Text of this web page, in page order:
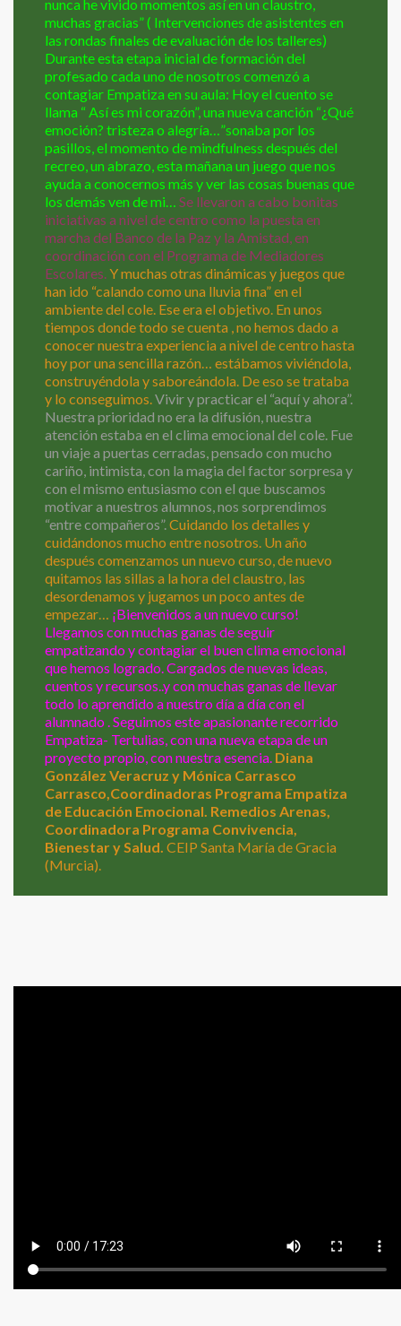
nunca he vivido momentos así en un claustro,
muchas gracias” ( Intervenciones de asistentes en
las rondas finales de evaluación de los talleres)
Durante esta etapa inicial de formación del
profesado cada uno de nosotros comenzó a
contagiar Empatiza en su aula: Hoy el cuento se
llama “ Así es mi corazón”, una nueva canción “¿Qué
emoción? tristeza o alegría…”sonaba por los
pasillos, el momento de mindfulness después del
recreo, un abrazo, esta mañana un juego que nos
ayuda a conocernos más y ver las cosas buenas que
los demás ven de mi… Se llevaron a cabo bonitas
iniciativas a nivel de centro como la puesta en
marcha del Banco de la Paz y la Amistad, en
coordinación con el Programa de Mediadores
Escolares.Y muchas otras dinámicas y juegos que
han ido “calando como una lluvia fina” en el
ambiente del cole. Ese era el objetivo. En unos
tiempos donde todo se cuenta , no hemos dado a
conocer nuestra experiencia a nivel de centro hasta
hoy por una sencilla razón… estábamos viviéndola,
construyéndola y saboreándola. De eso se trataba
y lo conseguimos.Vivir y practicar el “aquí y ahora”.
Nuestra prioridad no era la difusión, nuestra
atención estaba en el clima emocional del cole. Fue
un viaje a puertas cerradas, pensado con mucho
cariño, intimista, con la magia del factor sorpresa y
con el mismo entusiasmo con el que buscamos
motivar a nuestros alumnos, nos sorprendimos
“entre compañeros”.Cuidando los detalles y
cuidándonos mucho entre nosotros. Un año
después comenzamos un nuevo curso, de nuevo
quitamos las sillas a la hora del claustro, las
desordenamos y jugamos un poco antes de
empezar… ¡Bienvenidos a un nuevo curso!
Llegamos con muchas ganas de seguir
empatizando y contagiar el buen clima emocional
que hemos logrado. Cargados de nuevas ideas,
cuentos y recursos..y con muchas ganas de llevar
todo lo aprendido a nuestro día a día con el
alumnado . Seguimos este apasionante recorrido
Empatiza- Tertulias, con una nueva etapa de un
proyecto propio, con nuestra esencia. Diana
González Veracruz y Mónica Carrasco
Carrasco,Coordinadoras Programa Empatiza
de Educación Emocional. Remedios Arenas,
Coordinadora Programa Convivencia,
Bienestar y Salud. CEIP Santa María de Gracia
(Murcia).